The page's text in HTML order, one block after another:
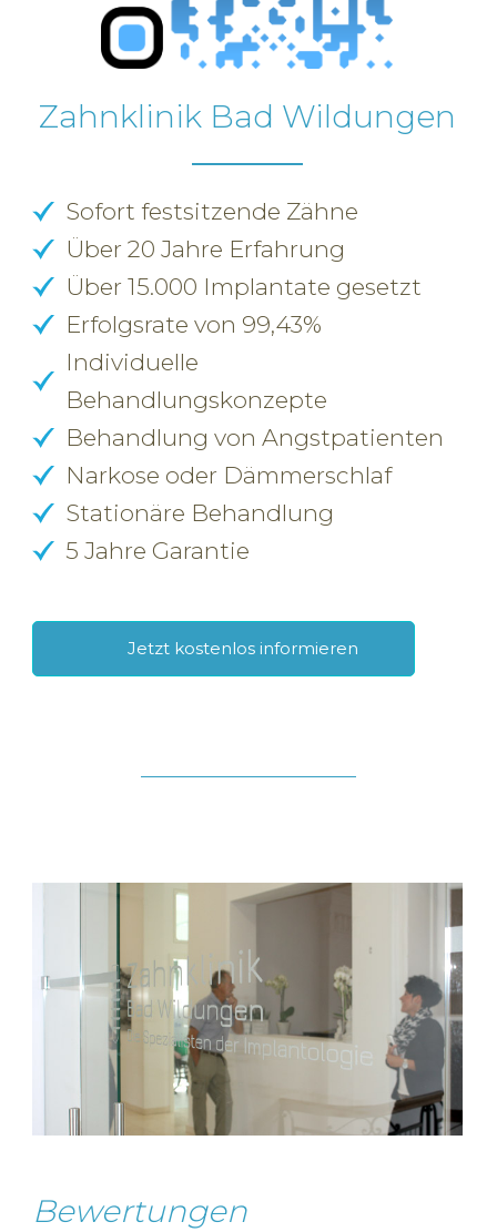
Zahnklinik Bad Wildungen
Sofort festsitzende Zähne
Über 20 Jahre Erfahrung
Über 15.000 Implantate gesetzt
Erfolgsrate von 99,43%
Individuelle
Behandlungskonzepte
Behandlung von Angstpatienten
Narkose oder Dämmerschlaf
Stationäre Behandlung
5 Jahre Garantie
Jetzt kostenlos informieren
Bewertungen